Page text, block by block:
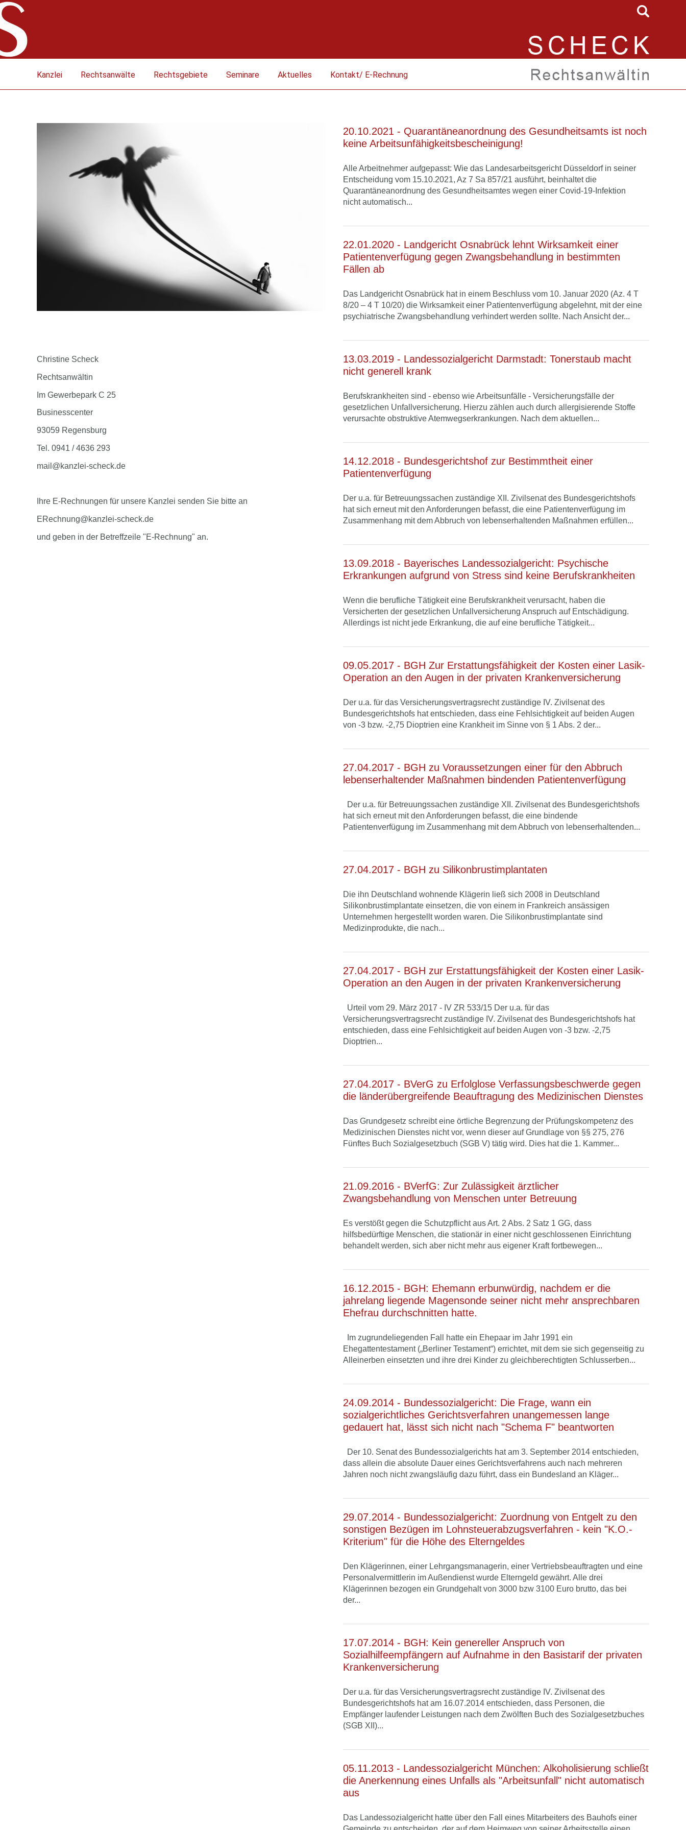
Kanzlei Rechtsanwälte Rechtsgebiete Seminare Aktuelles Kontakt/ E-Rechnung
Christine Scheck
Rechtsanwältin
Im Gewerbepark C 25
Businesscenter
93059 Regensburg
Tel. 0941 / 4636 293
mail@kanzlei-scheck.de
Ihre E-Rechnungen für unsere Kanzlei senden Sie bitte an
ERechnung@kanzlei-scheck.de
und geben in der Betreffzeile "E-Rechnung" an.
20.10.2021 - Quarantäneanordnung des Gesundheitsamts ist noch
keine Arbeitsunfähigkeitsbescheinigung!
Alle Arbeitnehmer aufgepasst: Wie das Landesarbeitsgericht Düsseldorf in seiner
Entscheidung vom 15.10.2021, Az 7 Sa 857/21 ausführt, beinhaltet die
Quarantäneanordnung des Gesundheitsamtes wegen einer Covid-19-Infektion
nicht automatisch...
22.01.2020 - Landgericht Osnabrück lehnt Wirksamkeit einer
Patientenverfügung gegen Zwangsbehandlung in bestimmten
Fällen ab
Das Landgericht Osnabrück hat in einem Beschluss vom 10. Januar 2020 (Az. 4 T
8/20 – 4 T 10/20) die Wirksamkeit einer Patientenverfügung abgelehnt, mit der eine
psychiatrische Zwangsbehandlung verhindert werden sollte. Nach Ansicht der...
13.03.2019 - Landessozialgericht Darmstadt: Tonerstaub macht
nicht generell krank
Berufskrankheiten sind - ebenso wie Arbeitsunfälle - Versicherungsfälle der
gesetzlichen Unfallversicherung. Hierzu zählen auch durch allergisierende Stoffe
verursachte obstruktive Atemwegserkrankungen. Nach dem aktuellen...
14.12.2018 - Bundesgerichtshof zur Bestimmtheit einer
Patientenverfügung
Der u.a. für Betreuungssachen zuständige XII. Zivilsenat des Bundesgerichtshofs
hat sich erneut mit den Anforderungen befasst, die eine Patientenverfügung im
Zusammenhang mit dem Abbruch von lebenserhaltenden Maßnahmen erfüllen...
13.09.2018 - Bayerisches Landessozialgericht: Psychische
Erkrankungen aufgrund von Stress sind keine Berufskrankheiten
Wenn die berufliche Tätigkeit eine Berufskrankheit verursacht, haben die
Versicherten der gesetzlichen Unfallversicherung Anspruch auf Entschädigung.
Allerdings ist nicht jede Erkrankung, die auf eine berufliche Tätigkeit...
09.05.2017 - BGH Zur Erstattungsfähigkeit der Kosten einer Lasik-
Operation an den Augen in der privaten Krankenversicherung
Der u.a. für das Versicherungsvertragsrecht zuständige IV. Zivilsenat des
Bundesgerichtshofs hat entschieden, dass eine Fehlsichtigkeit auf beiden Augen
von -3 bzw. -2,75 Dioptrien eine Krankheit im Sinne von § 1 Abs. 2 der...
27.04.2017 - BGH zu Voraussetzungen einer für den Abbruch
lebenserhaltender Maßnahmen bindenden Patientenverfügung
Der u.a. für Betreuungssachen zuständige XII. Zivilsenat des Bundesgerichtshofs
hat sich erneut mit den Anforderungen befasst, die eine bindende
Patientenverfügung im Zusammenhang mit dem Abbruch von lebenserhaltenden...
27.04.2017 - BGH zu Silikonbrustimplantaten
Die ihn Deutschland wohnende Klägerin ließ sich 2008 in Deutschland
Silikonbrustimplantate einsetzen, die von einem in Frankreich ansässigen
Unternehmen hergestellt worden waren. Die Silikonbrustimplantate sind
Medizinprodukte, die nach...
27.04.2017 - BGH zur Erstattungsfähigkeit der Kosten einer Lasik-
Operation an den Augen in der privaten Krankenversicherung
Urteil vom 29. März 2017 - IV ZR 533/15 Der u.a. für das
Versicherungsvertragsrecht zuständige IV. Zivilsenat des Bundesgerichtshofs hat
entschieden, dass eine Fehlsichtigkeit auf beiden Augen von -3 bzw. -2,75
Dioptrien...
27.04.2017 - BVerG zu Erfolglose Verfassungsbeschwerde gegen
die länderübergreifende Beauftragung des Medizinischen Dienstes
Das Grundgesetz schreibt eine örtliche Begrenzung der Prüfungskompetenz des
Medizinischen Dienstes nicht vor, wenn dieser auf Grundlage von §§ 275, 276
Fünftes Buch Sozialgesetzbuch (SGB V) tätig wird. Dies hat die 1. Kammer...
21.09.2016 - BVerfG: Zur Zulässigkeit ärztlicher
Zwangsbehandlung von Menschen unter Betreuung
Es verstößt gegen die Schutzpflicht aus Art. 2 Abs. 2 Satz 1 GG, dass
hilfsbedürftige Menschen, die stationär in einer nicht geschlossenen Einrichtung
behandelt werden, sich aber nicht mehr aus eigener Kraft fortbewegen...
16.12.2015 - BGH: Ehemann erbunwürdig, nachdem er die
jahrelang liegende Magensonde seiner nicht mehr ansprechbaren
Ehefrau durchschnitten hatte.
Im zugrundeliegenden Fall hatte ein Ehepaar im Jahr 1991 ein
Ehegattentestament („Berliner Testament“) errichtet, mit dem sie sich gegenseitig zu
Alleinerben einsetzten und ihre drei Kinder zu gleichberechtigten Schlusserben...
24.09.2014 - Bundessozialgericht: Die Frage, wann ein
sozialgerichtliches Gerichtsverfahren unangemessen lange
gedauert hat, lässt sich nicht nach "Schema F" beantworten
Der 10. Senat des Bundessozialgerichts hat am 3. September 2014 entschieden,
dass allein die absolute Dauer eines Gerichtsverfahrens auch nach mehreren
Jahren noch nicht zwangsläufig dazu führt, dass ein Bundesland an Kläger...
29.07.2014 - Bundessozialgericht: Zuordnung von Entgelt zu den
sonstigen Bezügen im Lohnsteuerabzugsverfahren - kein "K.O.-
Kriterium" für die Höhe des Elterngeldes
Den Klägerinnen, einer Lehrgangsmanagerin, einer Vertriebsbeauftragten und eine
Personalvermittlerin im Außendienst wurde Elterngeld gewährt. Alle drei
Klägerinnen bezogen ein Grundgehalt von 3000 bzw 3100 Euro brutto, das bei
der...
17.07.2014 - BGH: Kein genereller Anspruch von
Sozialhilfeempfängern auf Aufnahme in den Basistarif der privaten
Krankenversicherung
Der u.a. für das Versicherungsvertragsrecht zuständige IV. Zivilsenat des
Bundesgerichtshofs hat am 16.07.2014 entschieden, dass Personen, die
Empfänger laufender Leistungen nach dem Zwölften Buch des Sozialgesetzbuches
(SGB XII)...
05.11.2013 - Landessozialgericht München: Alkoholisierung schließt
die Anerkennung eines Unfalls als "Arbeitsunfall" nicht automatisch
aus
Das Landessozialgericht hatte über den Fall eines Mitarbeiters des Bauhofs einer